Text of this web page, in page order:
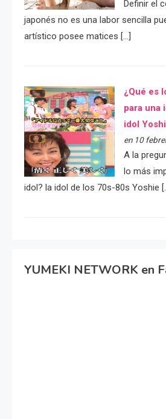
Definir el
japonés no es una labor sencilla
artístico posee matices […]
¿Qué es
para una
idol
en 10
A la
lo más
idol? la idol de los 70s-80s Yoshie
YUMEKI NETWORK en